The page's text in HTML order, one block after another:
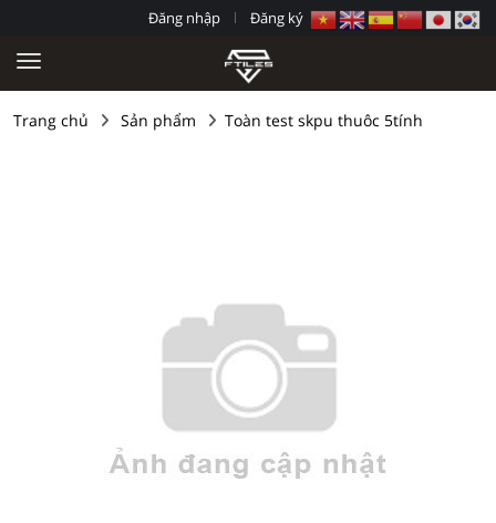
Đăng nhập Đăng ký
Trang chủ Sản phẩm Toàn test skpu thuôc 5tính